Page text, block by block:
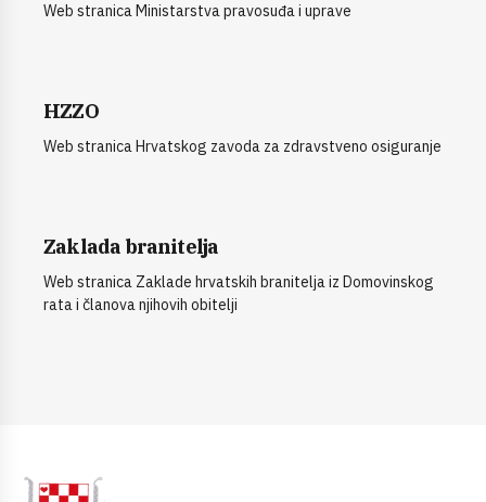
Web stranica Ministarstva pravosuđa i uprave
HZZO
Web stranica Hrvatskog zavoda za zdravstveno osiguranje
Zaklada branitelja
Web stranica Zaklade hrvatskih branitelja iz Domovinskog
rata i članova njihovih obitelji